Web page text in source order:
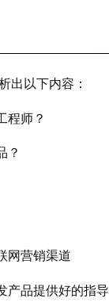
出以下内容：
程师？
？
网营销渠道
产品提供好的指导